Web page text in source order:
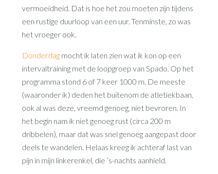
vermoeidheid. Dat is hoe het zou moeten zijn tijdens
een rustige duurloop van een uur. Tenminste, zo was
het vroeger ook.
Donderdagmocht ik laten zien wat ik kon op een
intervaltraining met de loopgroep van Spado. Op het
programma stond 6 of 7 keer 1000 m. De meeste
(waaronder ik) deden het buitenom de atletiekbaan,
ook al was deze, vreemd genoeg, niet bevroren. In
het begin nam ik niet genoeg rust (circa 200 m
dribbelen), maar dat was snel genoeg aangepast door
deels te wandelen. Helaas kreeg ik achteraf last van
pijn in mijn linkerenkel, die ’s-nachts aanhield.